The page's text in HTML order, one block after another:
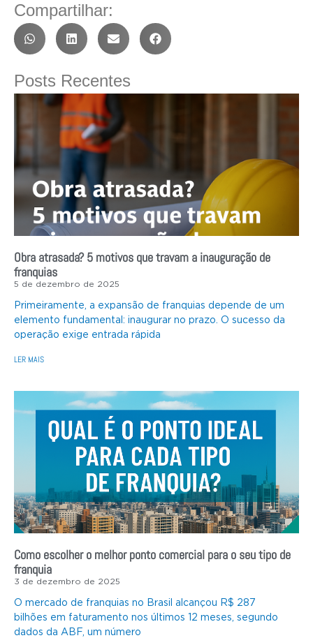
Compartilhar:
Posts Recentes
Obra atrasada? 5 motivos que travam a inauguração de
franquias
5 de dezembro de 2025
Primeiramente, a expansão de franquias depende de um
elemento fundamental: inaugurar no prazo. O sucesso da
operação exige entrada rápida
LER MAIS
Como escolher o melhor ponto comercial para o seu tipo de
franquia
3 de dezembro de 2025
O mercado de franquias no Brasil alcançou R$ 287
bilhões em faturamento nos últimos 12 meses, segundo
dados da ABF, um número